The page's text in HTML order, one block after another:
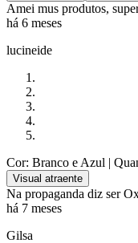
Amei mus produtos,
há 6 meses
lucineide
Cor: Branco e Azul |
Visual atraente
Na propaganda diz ser
há 7 meses
Gilsa